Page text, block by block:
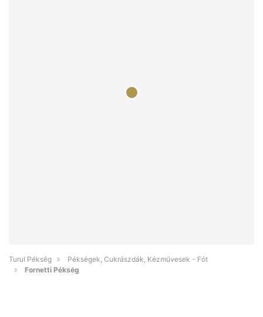
Turul Pékség
Pékségek, Cukrászdák, Kézművesek - Fót
Fornetti Pékség